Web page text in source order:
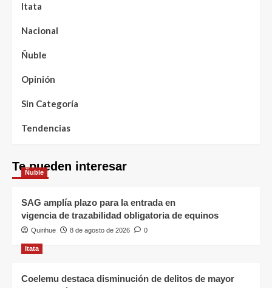
Itata
Nacional
Ñuble
Opinión
Sin Categoría
Tendencias
Te pueden interesar
Ñuble
SAG amplía plazo para la entrada en
vigencia de trazabilidad obligatoria de equinos
Quirihue 8 de agosto de 2026 0
Itata
Coelemu destaca disminución de delitos de mayor